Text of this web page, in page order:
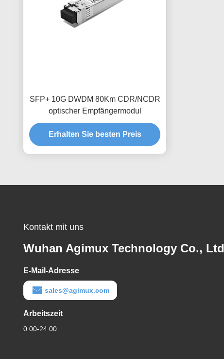
SFP+ 10G DWDM 80Km CDR/NCDR
optischer Empfängermodul
Erhalten Sie besten Preis
Kontakt mit uns
Wuhan Agimux Technology Co., Ltd
E-Mail-Adresse
sales@agimux.com
Arbeitszeit
0:00-24:00